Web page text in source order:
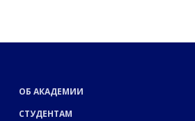
ОБ АКАДЕМИИ
СТУДЕНТАМ